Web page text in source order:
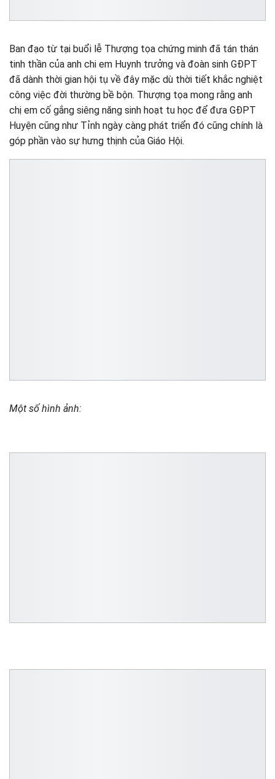
Ban đạo từ tại buổi lễ Thượng tọa chứng minh đã tán thán
tinh thần của anh chi em Huynh trưởng và đoàn sinh GĐPT
đã dành thời gian hội tụ về đây mặc dù thời tiết khắc nghiệt
công việc đời thường bề bộn. Thượng tọa mong rằng anh
chị em cố gắng siêng năng sinh hoạt tu học để đưa GĐPT
Huyện cũng như Tỉnh ngày càng phát triển đó cũng chính là
góp phần vào sự hưng thịnh của Giáo Hội.
Một số hình ảnh: